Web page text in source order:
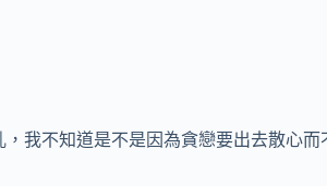
我不知道是不是因為貪戀要出去散心